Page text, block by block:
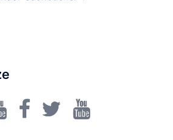
Karsten
Brensing
FacebookTwitter